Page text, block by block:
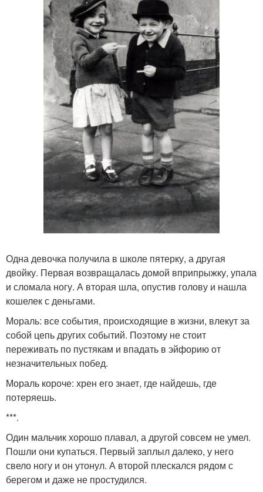
Одна девочка получила в школе пятерку, а другая
двойку. Первая возвращалась домой вприпрыжку, упала
и сломала ногу. А вторая шла, опустив голову и нашла
кошелек с деньгами.
Мораль: все события, происходящие в жизни, влекут за
собой цепь других событий. Поэтому не стоит
переживать по пустякам и впадать в эйфорию от
незначительных побед.
Мораль короче: хрен его знает, где найдешь, где
потеряешь.
***.
Один мальчик хорошо плавал, а другой совсем не умел.
Пошли они купаться. Первый заплыл далеко, у него
свело ногу и он утонул. А второй плескался рядом с
берегом и даже не простудился.